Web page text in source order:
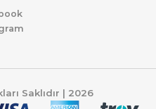
Saklıdır | 2026